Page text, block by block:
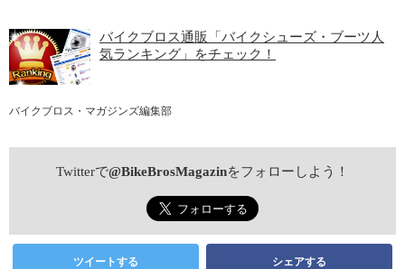
バイクブロス通販「バイクシューズ・ブーツ人
気ランキング」をチェック！
バイクブロス・マガジンズ編集部
Twitterで@BikeBrosMagazinをフォローしよう！
ツイートする シェアする